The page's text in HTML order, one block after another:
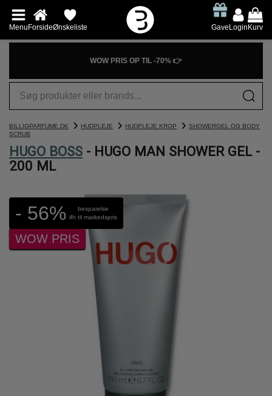
MenuForsideØnskeliste GaveLoginKurv
WOW PRIS OP TIL -70% 👉
BILLIGPARFUME.DK HUDPLEJE HUDPLEJE KROP
SHOWERGEL OG BODY
SCRUB
HUGO BOSS - HUGO MAN SHOWER GEL -
200 ML
- 56%
besparelse
ifh til markedspris
WOW PRIS